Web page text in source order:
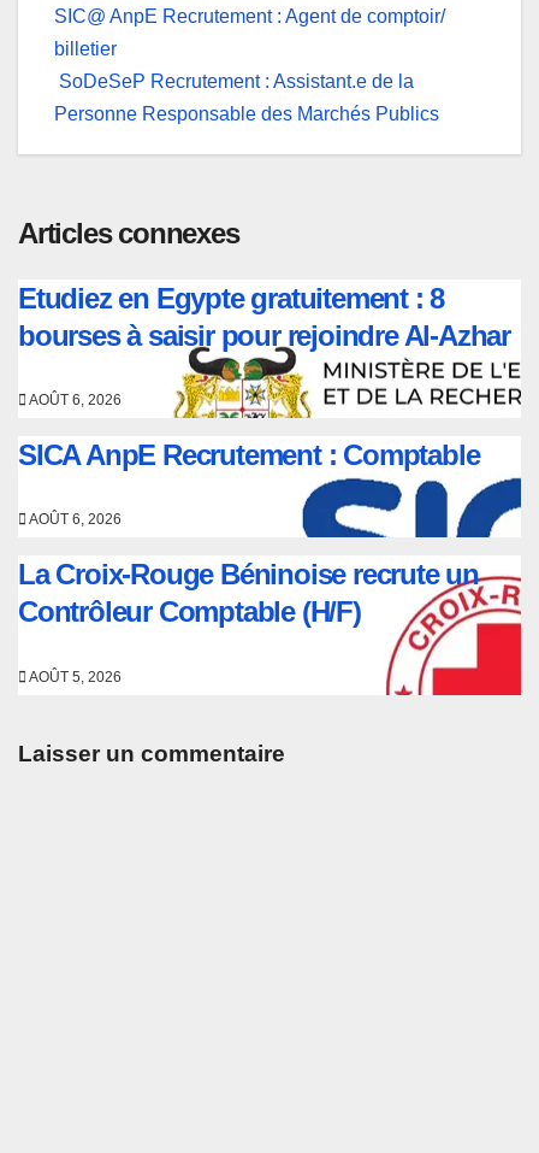
Navigation
de
l’article
SIC@ AnpE Recrutement : Agent de comptoir/
billetier
SoDeSeP Recrutement : Assistant.e de la
Personne Responsable des Marchés Publics
Articles connexes
Etudiez en Egypte gratuitement : 8
bourses à saisir pour rejoindre Al-Azhar
AOÛT 6, 2026
SICA AnpE Recrutement : Comptable
AOÛT 6, 2026
La Croix-Rouge Béninoise recrute un
Contrôleur Comptable (H/F)
AOÛT 5, 2026
Laisser un commentaire